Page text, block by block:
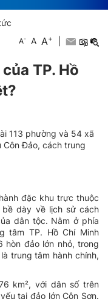
A- A A+
TP. Hồ
113 phường và 54 xã
Côn Đảo, cách trung
đặc khu trực thuộc
dày về lịch sử cách
dân tộc. Nằm ở phía
tâm TP. Hồ Chí Minh
hòn đảo lớn nhỏ, trong
trung tâm hành chính,
km², với dân số trên
tại đảo lớn Côn Sơn.